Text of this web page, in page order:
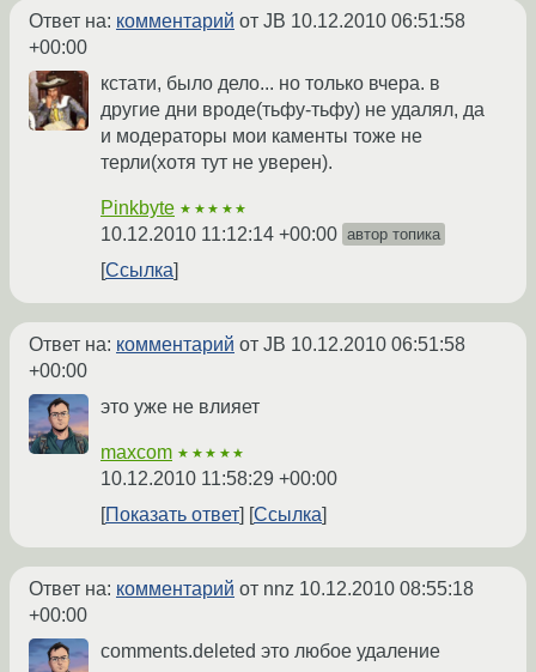
Ответ на: комментарий от JB 10.12.2010 06:51:58
+00:00
кстати, было дело... но только вчера. в
другие дни вроде(тьфу-тьфу) не удалял, да
и модераторы мои каменты тоже не
терли(хотя тут не уверен).
Pinkbyte ★★★★★
10.12.2010 11:12:14 +00:00 автор топика
Ссылка
Ответ на: комментарий от JB 10.12.2010 06:51:58
+00:00
это уже не влияет
maxcom ★★★★★
10.12.2010 11:58:29 +00:00
Показать ответ
Ссылка
Ответ на: комментарий от nnz 10.12.2010 08:55:18
+00:00
comments.deleted это любое удаление